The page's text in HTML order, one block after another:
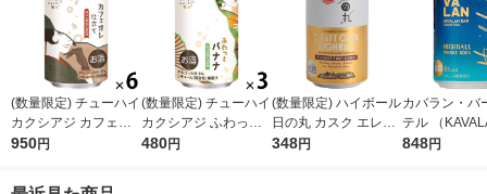
(数量限定) チューハイ
カクシアジ カフェオ
レ仕立て 缶 350ml 6
950円
(数量限定) チューハイ
カクシアジ ふわっと
バナナ 缶 350ml 3本
480円
(数量限定) ハイボール
日の丸 カスク エレガ
ント カスク 缶 355ml
348円
カバラン・バ
テル （
イボール
848円